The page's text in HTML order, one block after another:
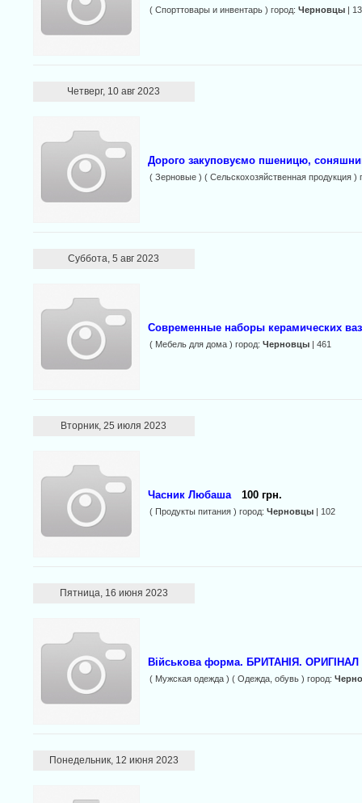
( Спорттовары и инвентарь ) город: Черновцы|
Четверг, 10 авг 2023
Дорого закуповуємо пшеницю,
( Зерновые ) ( Сельскохозяйственная продукция )
Суббота, 5 авг 2023
Современные наборы керамических
( Мебель для дома ) город: Черновцы| 461
Вторник, 25 июля 2023
Часник Любаша 100 грн.
( Продукты питания ) город: Черновцы| 102
Пятница, 16 июня 2023
Військова форма. БРИТАНІЯ. ОРИГІНАЛ
( Мужская одежда ) ( Одежда, обувь ) город:
Понедельник, 12 июня 2023